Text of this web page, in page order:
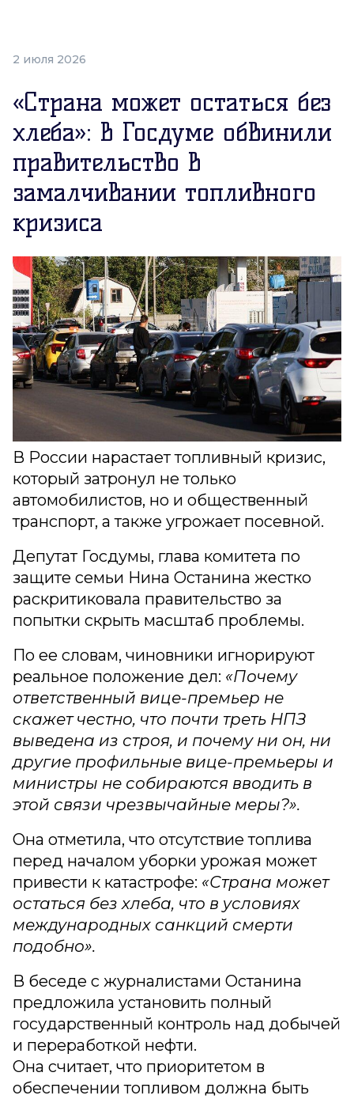
2 июля 2026
«Страна может остаться без
хлеба»: в Госдуме обвинили
правительство в
замалчивании топливного
кризиса
В России нарастает топливный кризис,
который затронул не только
автомобилистов, но и общественный
транспорт, а также угрожает посевной.
Депутат Госдумы, глава комитета по
защите семьи Нина Останина жестко
раскритиковала правительство за
попытки скрыть масштаб проблемы.
По ее словам, чиновники игнорируют
реальное положение дел: «Почему
ответственный вице-премьер не
скажет честно, что почти треть НПЗ
выведена из строя, и почему ни он, ни
другие профильные вице-премьеры и
министры не собираются вводить в
этой связи чрезвычайные меры?».
Она отметила, что отсутствие топлива
перед началом уборки урожая может
привести к катастрофе: «Страна может
остаться без хлеба, что в условиях
международных санкций смерти
подобно».
В беседе с журналистами Останина
предложила установить полный
государственный контроль над добычей
и переработкой нефти.
Она считает, что приоритетом в
обеспечении топливом должна быть